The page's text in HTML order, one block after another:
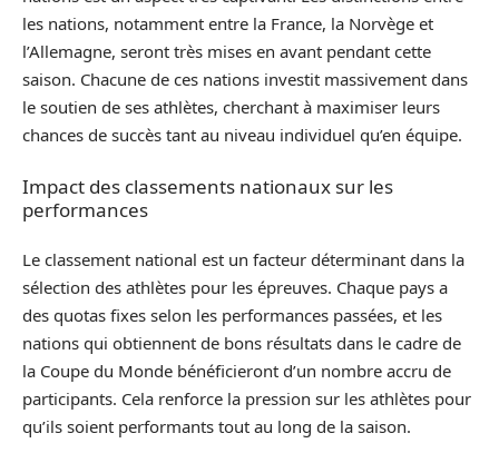
les nations, notamment entre la France, la Norvège et
l’Allemagne, seront très mises en avant pendant cette
saison. Chacune de ces nations investit massivement dans
le soutien de ses athlètes, cherchant à maximiser leurs
chances de succès tant au niveau individuel qu’en équipe.
Impact des classements nationaux sur les
performances
Le classement national est un facteur déterminant dans la
sélection des athlètes pour les épreuves. Chaque pays a
des quotas fixes selon les performances passées, et les
nations qui obtiennent de bons résultats dans le cadre de
la Coupe du Monde bénéficieront d’un nombre accru de
participants. Cela renforce la pression sur les athlètes pour
qu’ils soient performants tout au long de la saison.